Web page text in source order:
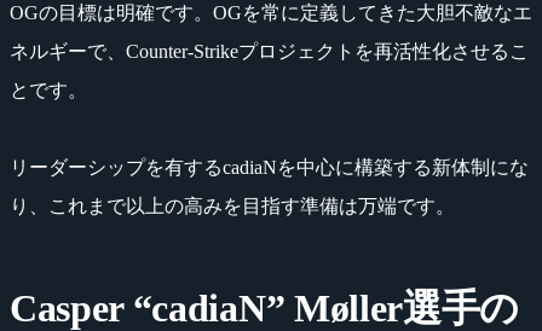
OGの目標は明確です。OGを常に定義してきた大胆不敵なエ
ネルギーで、Counter-Strikeプロジェクトを再活性化させるこ
とです。
リーダーシップを有するcadiaNを中心に構築する新体制にな
り、これまで以上の高みを目指す準備は万端です。
Casper “cadiaN” Møller選手の